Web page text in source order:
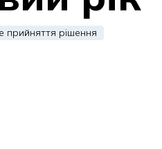
прийняття рішення